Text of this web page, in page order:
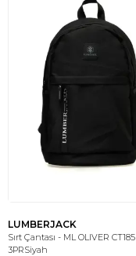
LUMBERJACK
Sırt Çantası - ML OLIVER CT185
3PRSiyah